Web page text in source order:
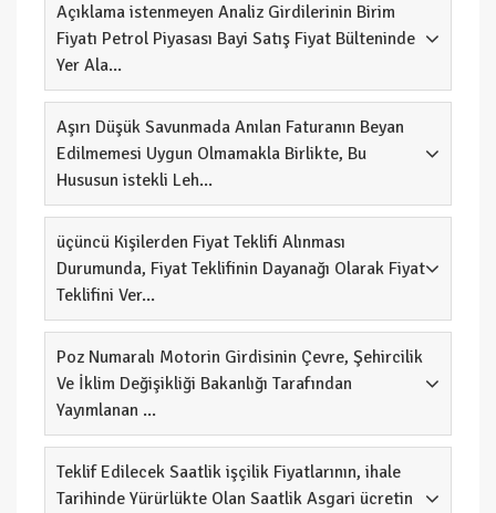
Açıklama istenmeyen Analiz Girdilerinin Birim
Fiyatı Petrol Piyasası Bayi Satış Fiyat Bülteninde
Yer Ala...
Aşırı Düşük Savunmada Anılan Faturanın Beyan
Edilmemesi Uygun Olmamakla Birlikte, Bu
Hususun istekli Leh...
üçüncü Kişilerden Fiyat Teklifi Alınması
Durumunda, Fiyat Teklifinin Dayanağı Olarak Fiyat
Teklifini Ver...
Poz Numaralı Motorin Girdisinin Çevre, Şehircilik
Ve İklim Değişikliği Bakanlığı Tarafından
Yayımlanan ...
Teklif Edilecek Saatlik işçilik Fiyatlarının, ihale
Tarihinde Yürürlükte Olan Saatlik Asgari ücretin